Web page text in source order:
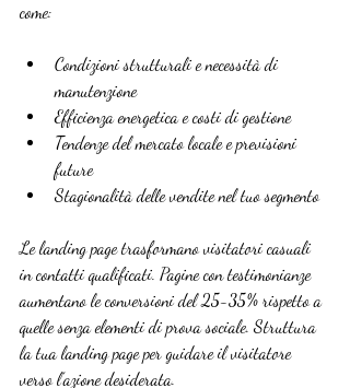
come:
Condizioni strutturali e necessità di
manutenzione
Efficienza energetica e costi di gestione
Tendenze del mercato locale e previsioni
future
Stagionalità delle vendite nel tuo segmento
Le landing page trasformano visitatori casuali
in contatti qualificati. Pagine con testimonianze
aumentano le conversioni del 25-35% rispetto a
quelle senza elementi di prova sociale. Struttura
la tua landing page per guidare il visitatore
verso l’azione desiderata.